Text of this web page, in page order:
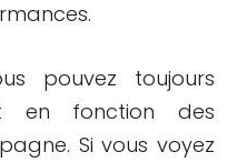
pouvez toujours
en fonction des
Si vous voyez